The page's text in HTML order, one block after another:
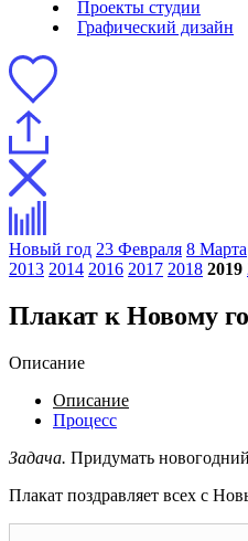
Проекты студии
Графический дизайн
Новый год 23 Февраля 8 Марта
2013 2014 2016 2017 2018 2019
Плакат к Новому
Описание
Описание
Процесс
Задача. Придумать
Плакат поздравляет всех с